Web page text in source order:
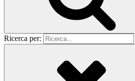
Ricerca per: